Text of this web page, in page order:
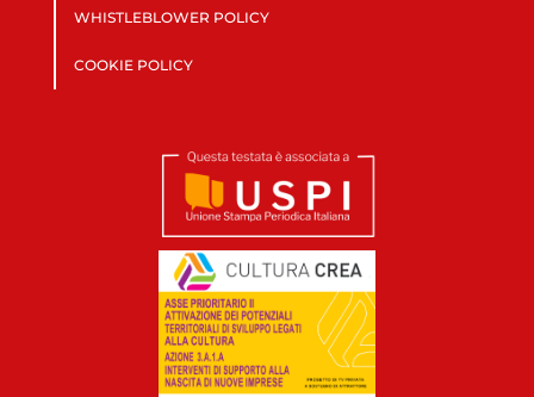
WHISTLEBLOWER POLICY
COOKIE POLICY